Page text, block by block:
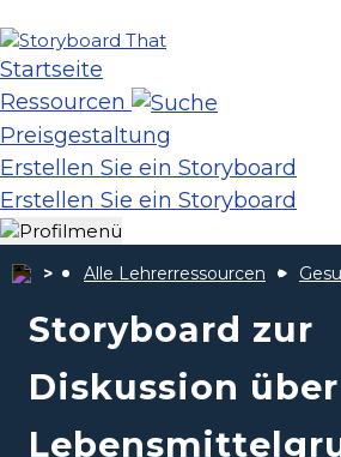
Startseite
Ressourcen
Preisgestaltung
Erstellen Sie ein Storyboard
Erstellen Sie ein Storyboard
Alle Lehrerressourcen
Storyboard zur
Diskussion über